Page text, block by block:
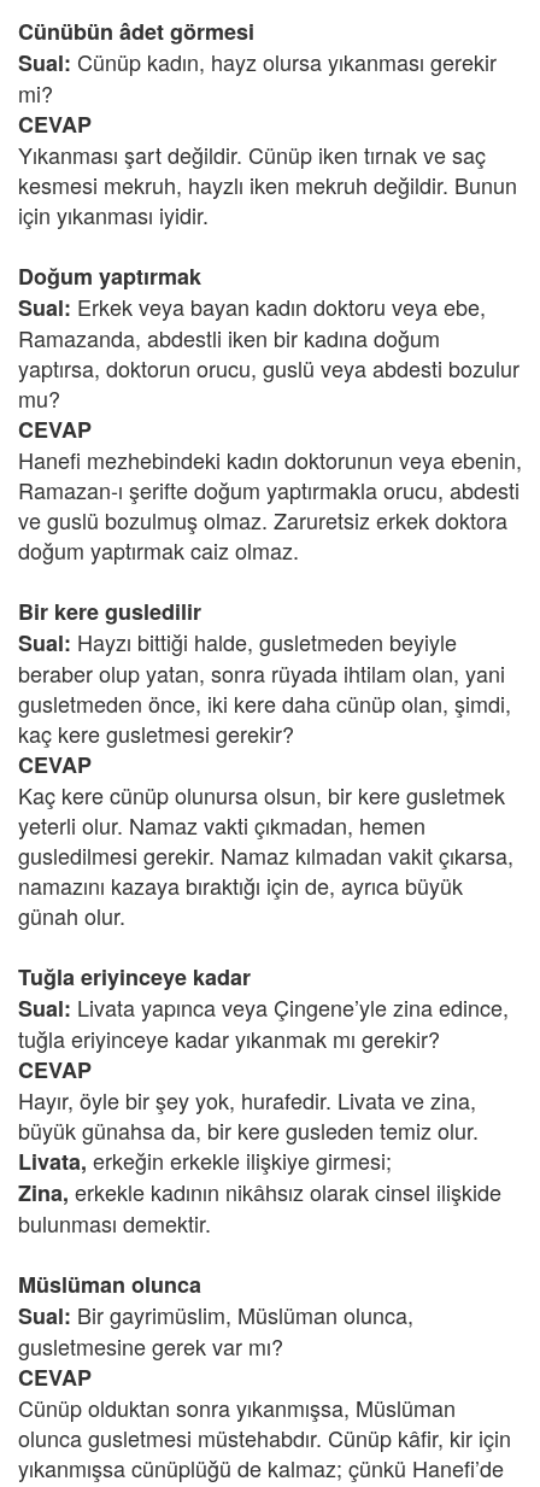
Cünübün âdet görmesi
Sual: Cünüp kadın, hayz olursa yıkanması gerekir
mi?
CEVAP
Yıkanması şart değildir. Cünüp iken tırnak ve saç
kesmesi mekruh, hayzlı iken mekruh değildir. Bunun
için yıkanması iyidir.
Doğum yaptırmak
Sual: Erkek veya bayan kadın doktoru veya ebe,
Ramazanda, abdestli iken bir kadına doğum
yaptırsa, doktorun orucu, guslü veya abdesti bozulur
mu?
CEVAP
Hanefi mezhebindeki kadın doktorunun veya ebenin,
Ramazan-ı şerifte doğum yaptırmakla orucu, abdesti
ve guslü bozulmuş olmaz. Zaruretsiz erkek doktora
doğum yaptırmak caiz olmaz.
Bir kere gusledilir
Sual: Hayzı bittiği halde, gusletmeden beyiyle
beraber olup yatan, sonra rüyada ihtilam olan, yani
gusletmeden önce, iki kere daha cünüp olan, şimdi,
kaç kere gusletmesi gerekir?
CEVAP
Kaç kere cünüp olunursa olsun, bir kere gusletmek
yeterli olur. Namaz vakti çıkmadan, hemen
gusledilmesi gerekir. Namaz kılmadan vakit çıkarsa,
namazını kazaya bıraktığı için de, ayrıca büyük
günah olur.
Tuğla eriyinceye kadar
Sual: Livata yapınca veya Çingene’yle zina edince,
tuğla eriyinceye kadar yıkanmak mı gerekir?
CEVAP
Hayır, öyle bir şey yok, hurafedir. Livata ve zina,
büyük günahsa da, bir kere gusleden temiz olur.
Livata, erkeğin erkekle ilişkiye girmesi;
Zina, erkekle kadının nikâhsız olarak cinsel ilişkide
bulunması demektir.
Müslüman olunca
Sual: Bir gayrimüslim, Müslüman olunca,
gusletmesine gerek var mı?
CEVAP
Cünüp olduktan sonra yıkanmışsa, Müslüman
olunca gusletmesi müstehabdır. Cünüp kâfir, kir için
yıkanmışsa cünüplüğü de kalmaz; çünkü Hanefi’de